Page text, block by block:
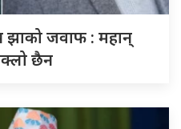
झाको जवाफ : महान्
छैन